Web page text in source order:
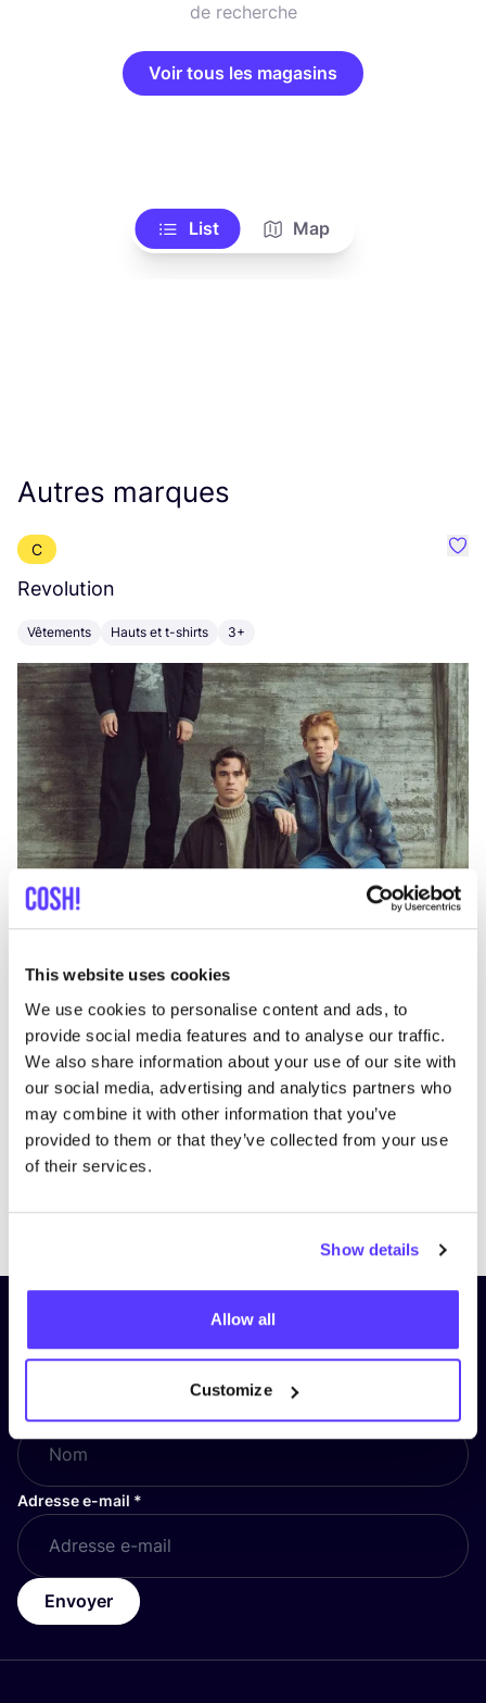
This website uses cookies
We use cookies to personalise content and ads, to
provide social media features and to analyse our traffic.
We also share information about your use of our site with
our social media, advertising and analytics partners who
may combine it with other information that you’ve
provided to them or that they’ve collected from your use
of their services.
Show details
Allow all
Customize
de recherche
Voir tous les magasins
List Map
Autres marques
C
Revolution
Vêtements Hauts et t-shirts 3+
Inscrivez-vous à notre lettre
d’information et restez informé !
Adresse e-mail *
Envoyer